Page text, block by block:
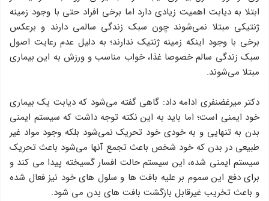
ابتلا به دیابت اهمیت زیادی دارد اما برخی افراد حتی با وجود زمینه
ژنتیکی مبتلا نمی‌شوند چون سبک زندگی سالمی دارند و برعکس
برخی با وجود اینکه زمینه ژنتیک ندارند؛ به دلیل عدم رعایت اصول
سبک زندگی سالم خصوصا غذا، خواب مناسب و ورزش به این بیماری
مبتلا می‌شوند.
دکتر میرغضنفری ادامه داد: گاهی گفته می‌شود که دیابت یک بیماری
خود ایمنی است؛ اما باید به این نکته توجه داشت که سیستم ایمنی
بدن به تنهایی و به خودی خود تحریک نمی‌شود بلکه وجود مواد غیر
طبیعی در بدن که خود شخص باعث تجمع آنها می‌شود باعث تحریک
سیستم ایمنی شده، این سیستم حالت افسار گسیخته پیدا می کند و
برای دفع این سموم بر علیه بافت ها و سلول های خود نیز فعال شده
و باعث تخریب غیرقابل بازگشت بافت های بدن می شود.